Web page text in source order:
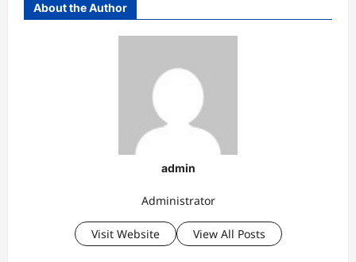
About the Author
admin
Administrator
Visit Website View All Posts